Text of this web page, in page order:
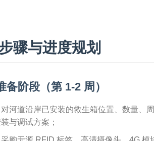
骤与进度规划
备阶段（第 1-2 周）
河道沿岸已安装的救生箱位置、数量、
与调试方案；